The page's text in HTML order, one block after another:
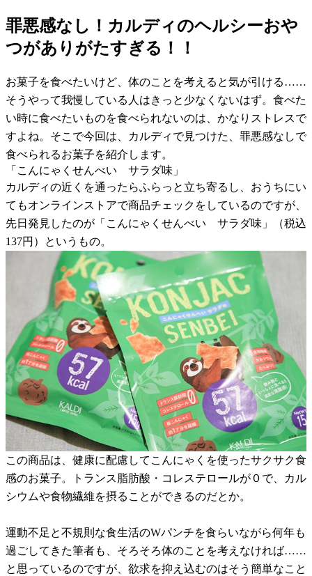
罪悪感なし！カルディのヘルシーおや
つがありがたすぎる！！
お菓子を食べたいけど、体のことを考えると気が引ける……
そうやって我慢している人はきっと少なくないはず。食べた
い時に食べたいものを食べられないのは、かなりストレスで
すよね。そこで今回は、カルディで見つけた、罪悪感なしで
食べられるお菓子を紹介します。
「こんにゃくせんべい サラダ味」
カルディの近くを通ったらふらっと立ち寄るし、おうちにい
てもオンラインストアで商品チェックをしているのですが、
先日発見したのが「こんにゃくせんべい サラダ味」（税込
137円）というもの。
この商品は、健康に配慮してこんにゃくを使ったサクサク食
感のお菓子。トランス脂肪酸・コレステロールが０で、カル
シウムや食物繊維を摂ることができるのだとか。
運動不足と不規則な食生活のWパンチを食らいながら何年も
過ごしてきた筆者も、そろそろ体のことを考えなければ……
と思っているのですが、欲求を抑え込むのはそう簡単なこと